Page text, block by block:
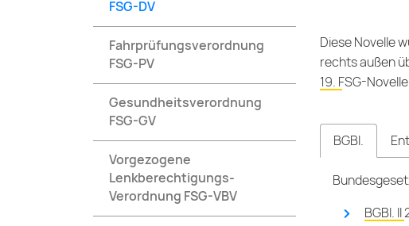
Diese Novelle
rechts außen
19. FSG-Novelle
BGBl.
BGBl.
FSG-DV
Fahrprüfungsverordnung
FSG-PV
Gesundheitsverordnung
FSG-GV
Vorgezogene
Lenkberechtigungs-
Verordnung FSG-VBV